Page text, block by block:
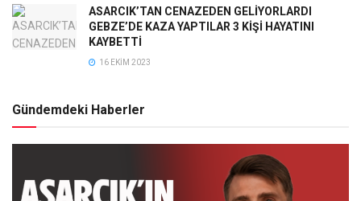
ASARCIK’TAN CENAZEDEN GELİYORLARDI
GEBZE’DE KAZA YAPTILAR 3 KİŞİ HAYATINI
KAYBETTİ
16 EKIM 2023
Gündemdeki Haberler